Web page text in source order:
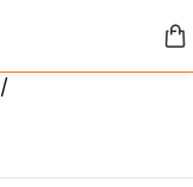
/